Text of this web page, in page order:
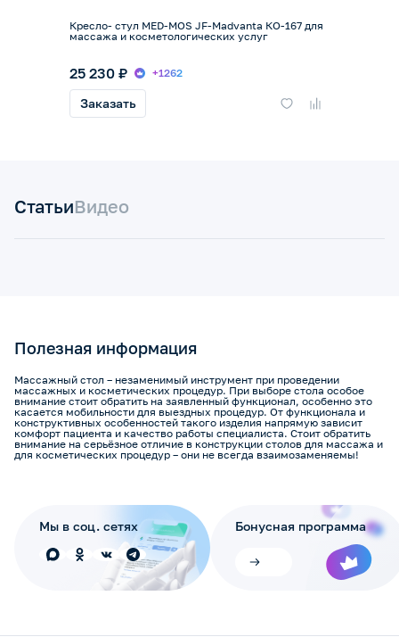
Кресло- стул MED-MOS JF-Madvanta КО-167 для
массажа и косметологических услуг
25 230 ₽ +1262
Заказать
СтатьиВидео
Полезная информация
Массажный стол – незаменимый инструмент при проведении
массажных и косметических процедур. При выборе стола особое
внимание стоит обратить на заявленный функционал, особенно это
касается мобильности для выездных процедур. От функционала и
конструктивных особенностей такого изделия напрямую зависит
комфорт пациента и качество работы специалиста. Стоит обратить
внимание на серьёзное отличие в конструкции столов для массажа и
для косметических процедур – они не всегда взаимозаменяемы!
Мы в соц. сетях Бонусная программа